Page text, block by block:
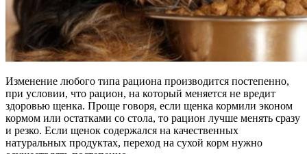
Изменение любого типа рациона производится постепенно,
при условии, что рацион, на который меняется не вредит
здоровью щенка. Проще говоря, если щенка кормили эконом
кормом или остатками со стола, то рацион лучше менять сразу
и резко. Если щенок содержался на качественных
натуральных продуктах, переход на сухой корм нужно